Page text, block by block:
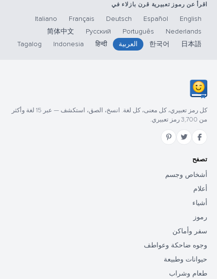
اقرأ عن رموز تعبيرية قرن بازلاء في
English
Español
Deutsch
Français
Italiano
Nederlands
Português
Русский
简体中文
日本語
한국어 العربية हिन्दी
Indonesia
Tagalog
كل رمز تعبيري، كل معنى، كل لغة. انسخ، الصق، استكشف — عبر 15 لغة وأكثر
من 3,700 رمز تعبيري.
تصفح
أشخاص وجسم
أعلام
أشياء
رموز
سفر وأماكن
وجوه ضاحكة وعواطف
حيوانات وطبيعة
طعام وشراب